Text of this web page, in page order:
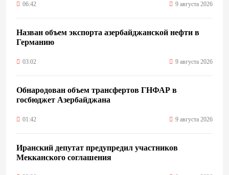
06:42 9 августа 2026
Назван объем экспорта азербайджанской нефти в
Германию
03:02 9 августа 2026
Обнародован объем трансфертов ГНФАР в
госбюджет Азербайджана
01:42 9 августа 2026
Иранский депутат предупредил участников
Мекканского соглашения